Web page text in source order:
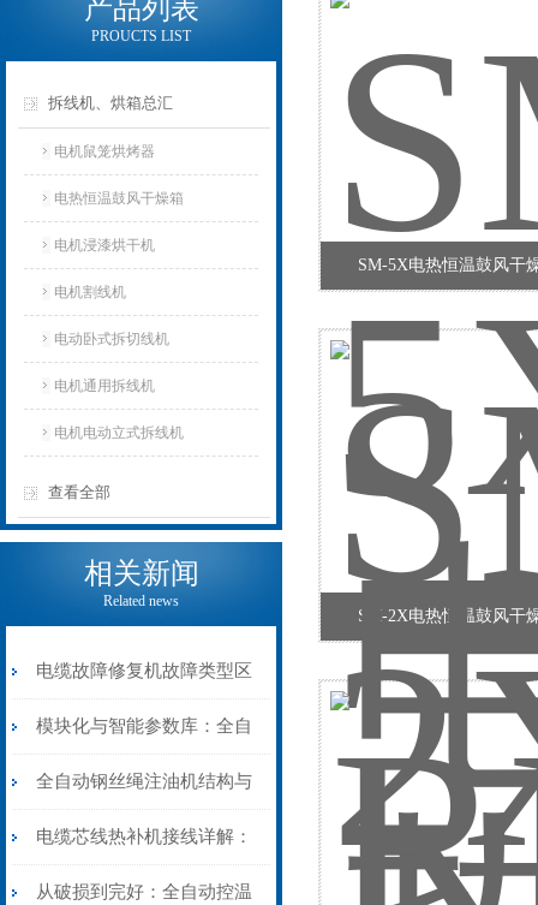
产品列表
PROUCTS LIST
拆线机、烘箱总汇
电机鼠笼烘烤器
电热恒温鼓风干燥箱
电机浸漆烘干机
电机割线机
电动卧式拆切线机
电机通用拆线机
电机电动立式拆线机
查看全部
相关新闻
Related news
电缆故障修复机故障类型区
分指南：从“绝缘电
阻”到“波形特征”的精准诊
断逻辑
模块化与智能参数库：全自
动电缆修复机的快速换型逻
辑
全自动钢丝绳注油机结构与
工作原理：揭秘高效润滑的
机械密码
电缆芯线热补机接线详解：
从入门到精通
从破损到完好：全自动控温
SM-5X电热恒温鼓风干
SM-2X电热恒温鼓风干